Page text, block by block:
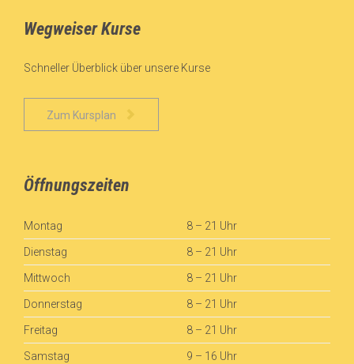
Wegweiser Kurse
Schneller Überblick über unsere Kurse
Zum Kursplan
Öffnungszeiten
Montag 8 – 21 Uhr
Dienstag 8 – 21 Uhr
Mittwoch 8 – 21 Uhr
Donnerstag 8 – 21 Uhr
Freitag 8 – 21 Uhr
Samstag 9 – 16 Uhr